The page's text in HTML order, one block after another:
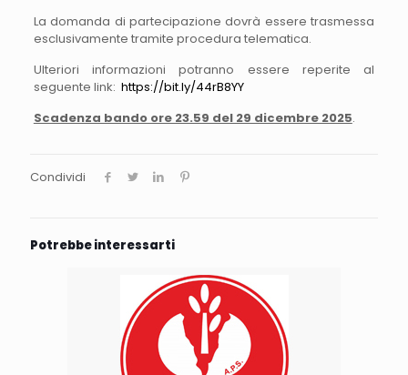
La domanda di partecipazione dovrà essere trasmessa
esclusivamente tramite procedura telematica.
Ulteriori informazioni potranno essere reperite al
seguente link: https://bit.ly/44rB8YY
Scadenza bando ore 23.59 del 29 dicembre 2025.
Condividi
Potrebbe interessarti